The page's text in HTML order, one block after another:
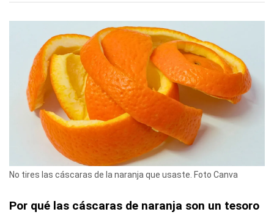
No tires las cáscaras de la naranja que usaste. Foto Canva
Por qué las cáscaras de naranja son un tesoro